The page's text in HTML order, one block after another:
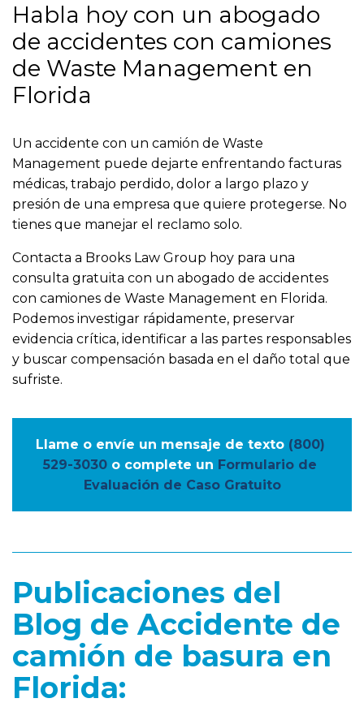
Habla hoy con un abogado
de accidentes con camiones
de Waste Management en
Florida
Un accidente con un camión de Waste
Management puede dejarte enfrentando facturas
médicas, trabajo perdido, dolor a largo plazo y
presión de una empresa que quiere protegerse. No
tienes que manejar el reclamo solo.
Contacta a Brooks Law Group hoy para una
consulta gratuita con un abogado de accidentes
con camiones de Waste Management en Florida.
Podemos investigar rápidamente, preservar
evidencia crítica, identificar a las partes responsables
y buscar compensación basada en el daño total que
sufriste.
Llame o envíe un mensaje de texto (800)
529-3030 o complete un Formulario de
Evaluación de Caso Gratuito
Publicaciones del
Blog de Accidente de
camión de basura en
Florida: